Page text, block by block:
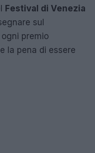
Festival di Venezia
sul
premio
la pena di essere